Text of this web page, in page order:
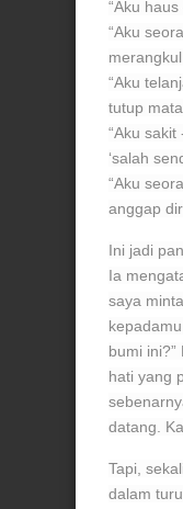
“Aku
“Aku
“Aku
tutup
“Aku
‘salah
“Aku
anggap
Ini jadi
Ia
saya
bumi
hati yang
datang.
Tapi,
dalam